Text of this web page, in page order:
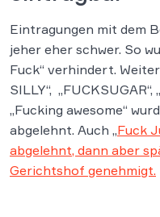
Eintragungen mit dem
jeher eher schwer. So
Fuck“ verhindert.
SILLY“,
„Fucking awesome“
abgelehnt. Auch „Fuck
abgelehnt, dann aber
Gerichtshof genehmigt.